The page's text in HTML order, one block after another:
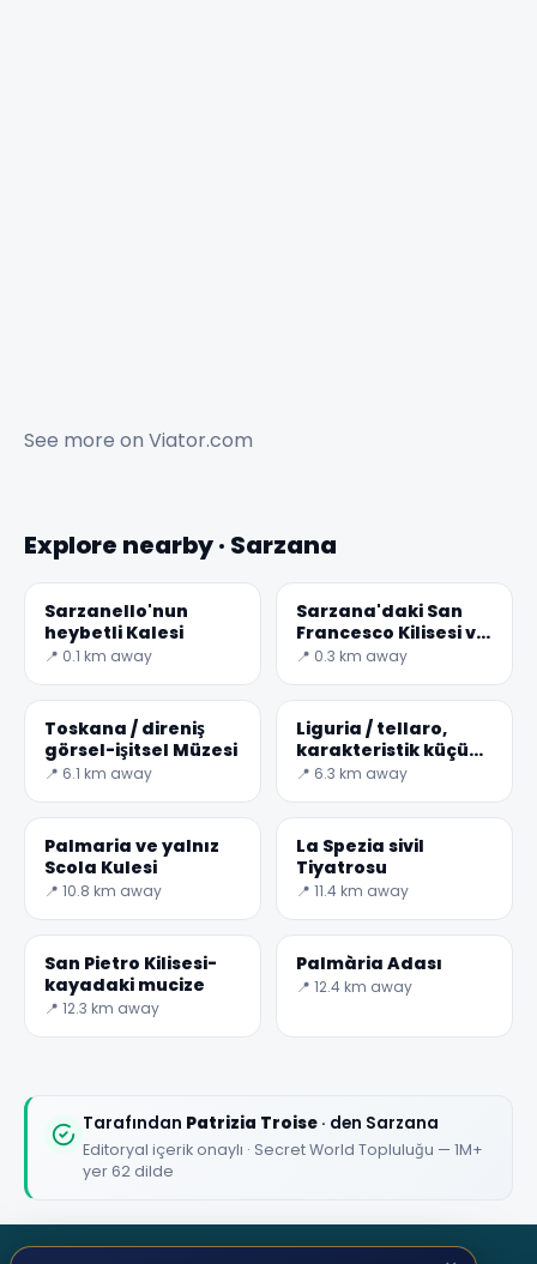
See more on Viator.com
Explore nearby · Sarzana
Sarzanello'nun
heybetli Kalesi
📍 0.1 km away
Sarzana'daki San
Francesco Kilisesi ve
Manastırı
📍 0.3 km away
Toskana / direniş
görsel-işitsel Müzesi
📍 6.1 km away
Liguria / tellaro,
karakteristik küçük
bir balıkçı köyü
📍 6.3 km away
Palmaria ve yalnız
Scola Kulesi
📍 10.8 km away
La Spezia sivil
Tiyatrosu
📍 11.4 km away
San Pietro Kilisesi-
kayadaki mucize
📍 12.3 km away
Palmària Adası
📍 12.4 km away
Tarafından Patrizia Troise · den Sarzana
Editoryal içerik onaylı · Secret World Topluluğu — 1M+
yer 62 dilde